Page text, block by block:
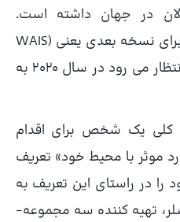
در جهان داشته است.
همچنین جمع آوری داده ها برای نسخه بعدی یعنی (WAIS
5) در سال 2016 آغاز شد و انتظار می رود در سال 2020 به
کلی یک شخص برای اقدام
موثر با محیط خود» تعریف
در راستای این تعریف به
وجود آورده است.دیوید وکسلر، تهیه کننده سه مجموعه­